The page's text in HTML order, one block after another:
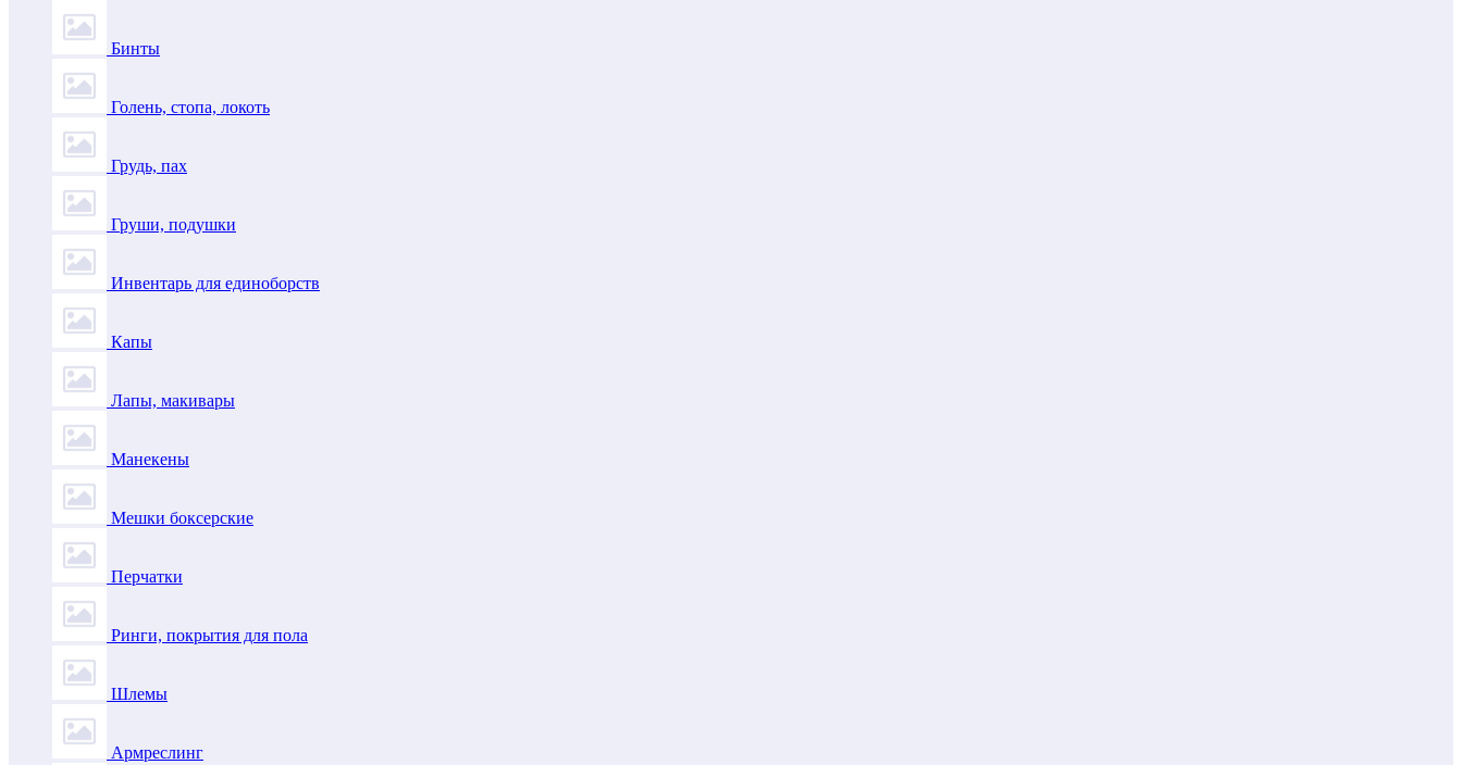
Бинты
Голень, стопа, локоть
Грудь, пах
Груши, подушки
Инвентарь для единоборств
Капы
Лапы, макивары
Манекены
Мешки боксерские
Перчатки
Ринги, покрытия для пола
Шлемы
Армреслинг